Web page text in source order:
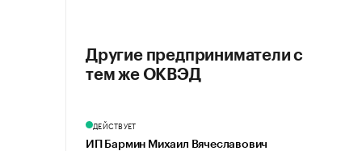
Другие предприниматели с
тем же ОКВЭД
ДЕЙСТВУЕТ
ИП Бармин Михаил Вячеславович